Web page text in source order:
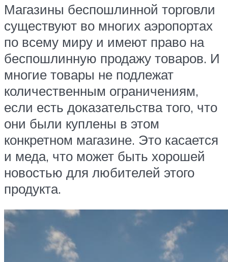
Магазины беспошлинной торговли
существуют во многих аэропортах
по всему миру и имеют право на
беспошлинную продажу товаров. И
многие товары не подлежат
количественным ограничениям,
если есть доказательства того, что
они были куплены в этом
конкретном магазине. Это касается
и меда, что может быть хорошей
новостью для любителей этого
продукта.